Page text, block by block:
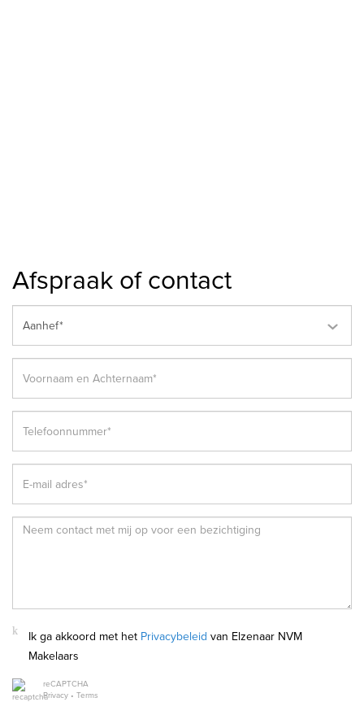
Afspraak of contact
Aanhef*
Ik ga akkoord met het Privacybeleid van Elzenaar NVM
Makelaars
reCAPTCHA
Privacy • Terms